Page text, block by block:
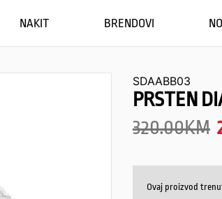
NAKIT BRENDOVI
SDAABB03
PRSTEN
320.00KM
Ovaj proizvod